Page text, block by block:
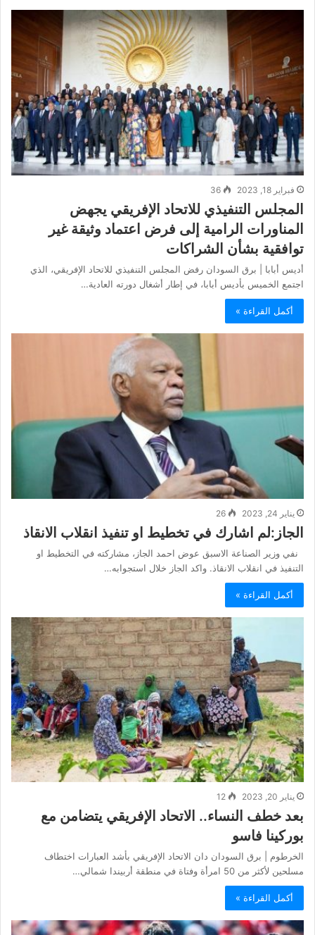
فبراير 18, 2023 36
المجلس التنفيذي للاتحاد الإفريقي يجهض
المناورات الرامية إلى فرض اعتماد وثيقة غير
توافقية بشأن الشراكات
أديس أبابا | برق السودان رفض المجلس التنفيذي للاتحاد الإفريقي، الذي
اجتمع الخميس بأديس أبابا، في إطار أشغال دورته العادية…
أكمل القراءة »
يناير 24, 2023 26
الجاز:لم اشارك في تخطيط او تنفيذ انقلاب الانقاذ
نفي وزير الصناعة الاسبق عوض احمد الجاز، مشاركته في التخطيط او
التنفيذ في انقلاب الانقاذ. واكد الجاز خلال استجوابه…
أكمل القراءة »
يناير 20, 2023 12
بعد خطف النساء.. الاتحاد الإفريقي يتضامن مع
بوركينا فاسو
الخرطوم | برق السودان دان الاتحاد الإفريقي بأشد العبارات اختطاف
مسلحين لأكثر من 50 امرأة وفتاة في منطقة أربيندا شمالي…
أكمل القراءة »